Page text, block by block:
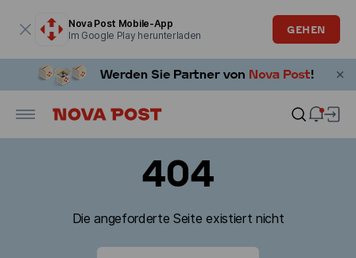
Nova Post Mobile-App
Im Google Play herunterladen
GEHEN
404
Die angeforderte Seite existiert nicht